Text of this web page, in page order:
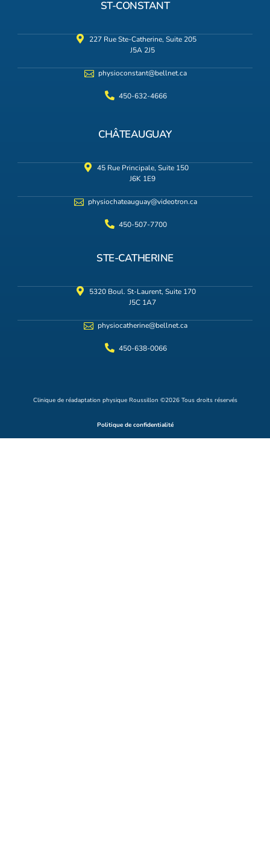
ST-CONSTANT
227 Rue Ste-Catherine, Suite 205
J5A 2J5
physioconstant@bellnet.ca
450-632-4666
CHÂTEAUGUAY
45 Rue Principale, Suite 150
J6K 1E9
physiochateauguay@videotron.ca
450-507-7700
STE-CATHERINE
5320 Boul. St-Laurent, Suite 170
J5C 1A7
physiocatherine@bellnet.ca
450-638-0066
Clinique de réadaptation physique Roussillon ©2026 Tous droits réservés
Politique de confidentialité